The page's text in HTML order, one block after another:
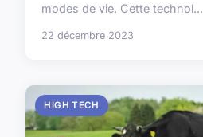
modes de vie. Cette technol...
22 décembre 2023
HIGH TECH